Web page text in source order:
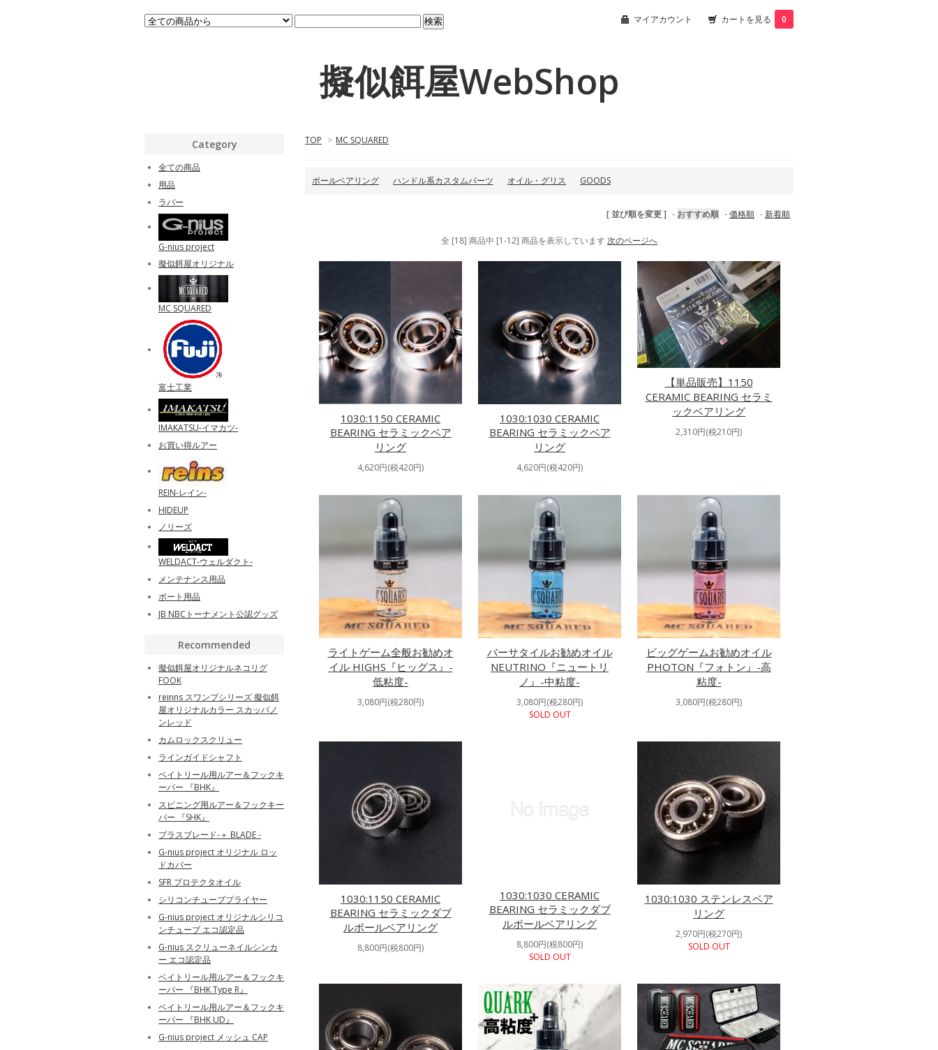
マイアカウント カートを見る 0
擬似餌屋WebShop
TOP > MC SQUARED
ボールベアリング ハンドル系カスタムパーツ オイル・グリス GOODS
[ 並び順を変更 ] - おすすめ順 -価格順 -新着順
全 [18] 商品中 [1-12] 商品を表示しています 次のページへ
1030:1150 CERAMIC
BEARING セラミックベア
リング
4,620円(税420円)
1030:1030 CERAMIC
BEARING セラミックベア
リング
4,620円(税420円)
【単品販売】1150
CERAMIC BEARING セラミ
ックベアリング
2,310円(税210円)
ライトゲーム全般お勧めオ
イル HIGHS『ヒッグス』-
低粘度-
3,080円(税280円)
バーサタイルお勧めオイル
NEUTRINO『ニュートリ
ノ』-中粘度-
3,080円(税280円)
SOLD OUT
ビッグゲームお勧めオイル
PHOTON『フォトン』-高
粘度-
3,080円(税280円)
1030:1150 CERAMIC
BEARING セラミックダブ
ルボールベアリング
8,800円(税800円)
1030:1030 CERAMIC
BEARING セラミックダブ
ルボールベアリング
8,800円(税800円)
SOLD OUT
1030:1030 ステンレスベア
リング
2,970円(税270円)
SOLD OUT
Category
全ての商品
用品
ラバー
G-nius project
擬似餌屋オリジナル
MC SQUARED
富士工業
IMAKATSU‐イマカツ‐
お買い得ルアー
REIN-レイン-
HIDEUP
ノリーズ
WELDACT-ウェルダクト-
メンテナンス用品
ボート用品
JB NBCトーナメント公認グッズ
Recommended
擬似餌屋オリジナルネコリグ
FOOK
reinns スワンプシリーズ 擬似餌
屋オリジナルカラー スカッパノ
ンレッド
カムロックスクリュー
ラインガイドシャフト
ベイトリール用ルアー＆フックキ
ーパー 『BHK』
スピニング用ルアー＆フックキー
パー 『SHK』
プラスブレード-＋ BLADE -
G-nius project オリジナル ロッ
ドカバー
SFR プロテクタオイル
シリコンチューブプライヤー
G-nius project オリジナルシリコ
ンチューブ エコ認定品
G-nius スクリューネイルシンカ
ー エコ認定品
ベイトリール用ルアー＆フックキ
ーパー 『BHK Type R』
ベイトリール用ルアー＆フックキ
ーパー 『BHK UD』
G-nius project メッシュ CAP